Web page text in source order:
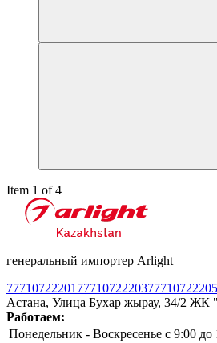
Item 1 of 4
генеральный импортер Arlight
77710722201 7771072220377710722205
Астана, Улица Бухар жырау, 34/2 ЖК
Работаем:
Понедельник - Воскресенье c 9:00 до